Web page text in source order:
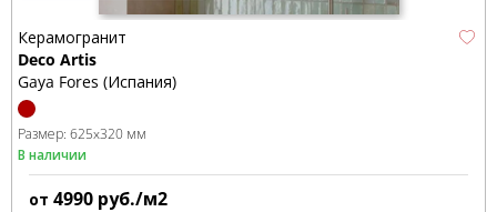
Керамогранит
Deco Artis
Gaya Fores (Испания)
Размер: 625x320 мм
В наличии
от 4990 руб./м2